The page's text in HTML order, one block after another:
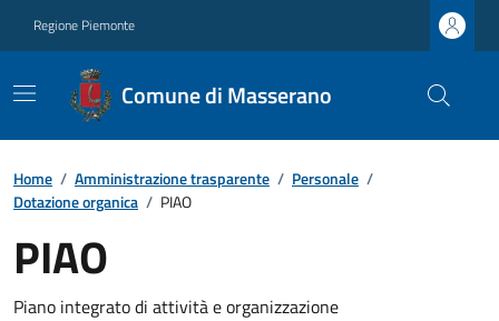
Regione Piemonte
Comune di Masserano
Home / Amministrazione trasparente / Personale /
Dotazione organica / PIAO
PIAO
Piano integrato di attività e organizzazione